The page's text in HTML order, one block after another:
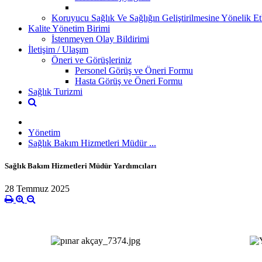
Koruyucu Sağlık Ve Sağlığın Geliştirilmesine Yönelik
Kalite Yönetim Birimi
İstenmeyen Olay Bildirimi
İletişim / Ulaşım
Öneri ve Görüşleriniz
Personel Görüş ve Öneri Formu
Hasta Görüş ve Öneri Formu
Sağlık Turizmi
Yönetim
Sağlık Bakım Hizmetleri Müdür ...
Sağlık Bakım Hizmetleri Müdür Yardımcıları
28 Temmuz 2025